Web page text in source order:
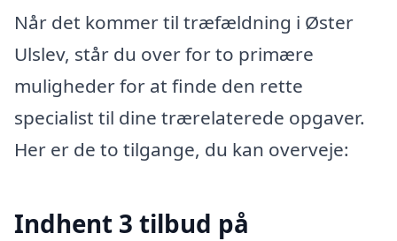
Når det kommer til træfældning i Øster
Ulslev, står du over for to primære
muligheder for at finde den rette
specialist til dine trærelaterede opgaver.
Her er de to tilgange, du kan overveje:
Indhent 3 tilbud på